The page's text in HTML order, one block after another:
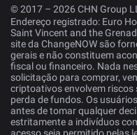
© 2017 – 2026 CHN Group
Endereço registrado: Euro
Saint Vincent and the
site da ChangeNOW são
gerais e não constituem
fiscal ou financeiro. Nada
solicitação para comprar,
criptoativos envolvem
perda de fundos. Os
antes de tomar qualquer
estritamente a indivíduos